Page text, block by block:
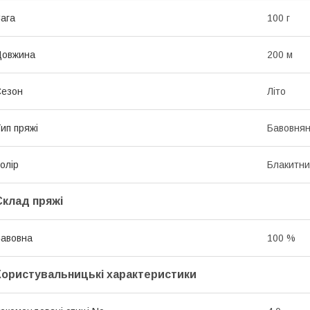
100 г
200 м
Літо
пряжі
пряжі
100 %
характеристики